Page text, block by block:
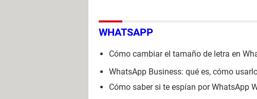
WHATSAPP
Cómo cambiar el tamaño de letra en
WhatsApp Business: qué es, cómo
Cómo saber si te espían por WhatsApp